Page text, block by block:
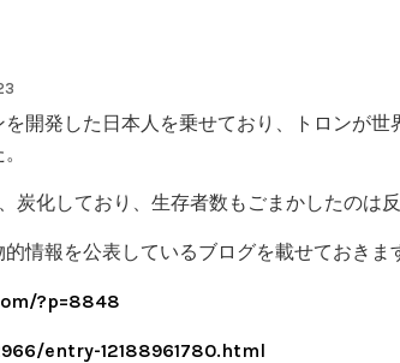
開発した日本人を乗せており、トロンが
炭化しており、生存者数もごまかしたのは
情報を公表しているブログを載せておきま
?p=8848
entry-12188961780.html